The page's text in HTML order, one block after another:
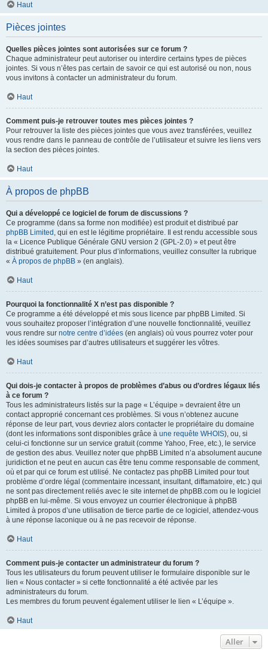
Haut
Pièces jointes
Quelles pièces jointes sont autorisées sur ce forum ?
Chaque administrateur peut autoriser ou interdire certains types de pièces
jointes. Si vous n’êtes pas certain de savoir ce qui est autorisé ou non, nous
vous invitons à contacter un administrateur du forum.
Haut
Comment puis-je retrouver toutes mes pièces jointes ?
Pour retrouver la liste des pièces jointes que vous avez transférées, veuillez
vous rendre dans le panneau de contrôle de l’utilisateur et suivre les liens vers
la section des pièces jointes.
Haut
À propos de phpBB
Qui a développé ce logiciel de forum de discussions ?
Ce programme (dans sa forme non modifiée) est produit et distribué par
phpBB Limited , qui en est le légitime propriétaire. Il est rendu accessible sous
la « Licence Publique Générale GNU version 2 (GPL-2.0) » et peut être
distribué gratuitement. Pour plus d’informations, veuillez consulter la rubrique
« À propos de phpBB » (en anglais).
Haut
Pourquoi la fonctionnalité X n’est pas disponible ?
Ce programme a été développé et mis sous licence par phpBB Limited. Si
vous souhaitez proposer l’intégration d’une nouvelle fonctionnalité, veuillez
vous rendre sur notre centre d’idées (en anglais) où vous pourrez voter pour
les idées soumises par d’autres utilisateurs et suggérer les vôtres.
Haut
Qui dois-je contacter à propos de problèmes d’abus ou d’ordres légaux liés
à ce forum ?
Tous les administrateurs listés sur la page « L’équipe » devraient être un
contact approprié concernant ces problèmes. Si vous n’obtenez aucune
réponse de leur part, vous devriez alors contacter le propriétaire du domaine
(dont les informations sont disponibles grâce à une requête WHOIS), ou, si
celui-ci fonctionne sur un service gratuit (comme Yahoo, Free, etc.), le service
de gestion des abus. Veuillez noter que phpBB Limited n’a absolument aucune
juridiction et ne peut en aucun cas être tenu comme responsable de comment,
où et par qui ce forum est utilisé. Ne contactez pas phpBB Limited pour tout
problème d’ordre légal (commentaire incessant, insultant, diffamatoire, etc.) qui
ne sont pas directement reliés avec le site internet de phpBB.com ou le logiciel
phpBB en lui-même. Si vous envoyez un courrier électronique à phpBB
Limited à propos d’une utilisation de tierce partie de ce logiciel, attendez-vous
à une réponse laconique ou à ne pas recevoir de réponse.
Haut
Comment puis-je contacter un administrateur du forum ?
Tous les utilisateurs du forum peuvent utiliser le formulaire disponible sur le
lien « Nous contacter » si cette fonctionnalité a été activée par les
administrateurs du forum.
Les membres du forum peuvent également utiliser le lien « L’équipe ».
Haut
Aller